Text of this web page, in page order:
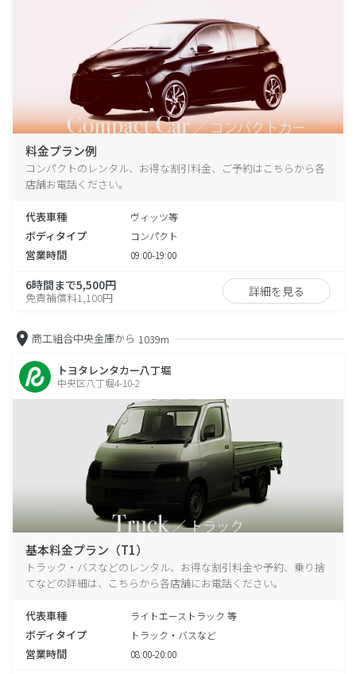
料金プラン例
コンパクトのレンタル、お得な割引料金、ご予約はこちらから各
店舗お電話ください。
代表車種 ヴィッツ等
ボディタイプ コンパクト
営業時間 09:00-19:00
6時間まで5,500円
免責補償料1,100円 詳細を見る
商工組合中央金庫から 1039m
トヨタレンタカー八丁堀
中央区八丁堀4-10-2
基本料金プラン（T1）
トラック・バスなどのレンタル、お得な割引料金や予約、乗り捨
てなどの詳細は、こちらから各店舗にお電話ください。
代表車種 ライトエーストラック 等
ボディタイプ トラック・バスなど
営業時間 08:00-20:00